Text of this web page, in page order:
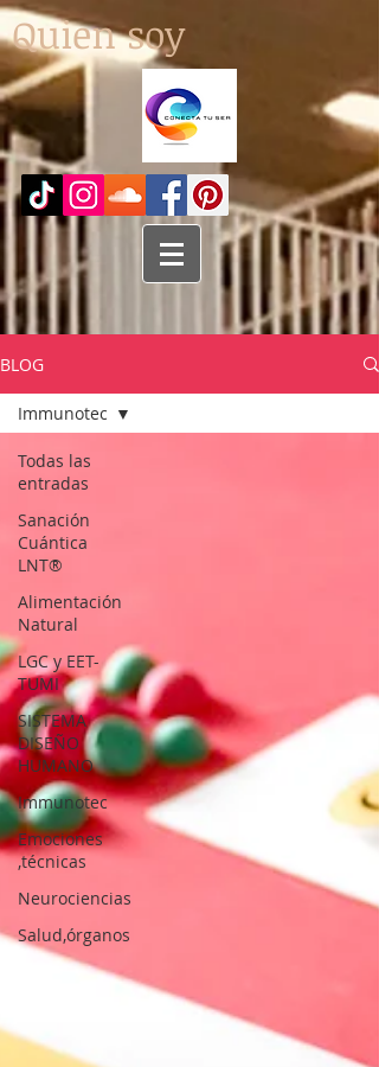
Quien soy
BLOG
Todas las
entradas
Sanación
Cuántica
LNT®
Alimentación
Natural
LGC y EET-
TUMI
SISTEMA
DISEÑO
HUMANO
Immunotec
Emociones
,técnicas
Neurociencias
Salud,órganos
Immunotec